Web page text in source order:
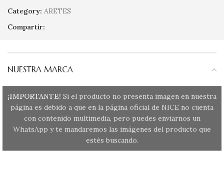
Category: ARETES
Compartir:
NUESTRA MARCA
¡IMPORTANTE! Si el producto no presenta imagen en nuestra
página es debido a que en la página oficial de NICE no cuenta
con contenido multimedia, pero puedes enviarnos un
WhatsApp y te mandaremos las imágenes del producto que
estés buscando.